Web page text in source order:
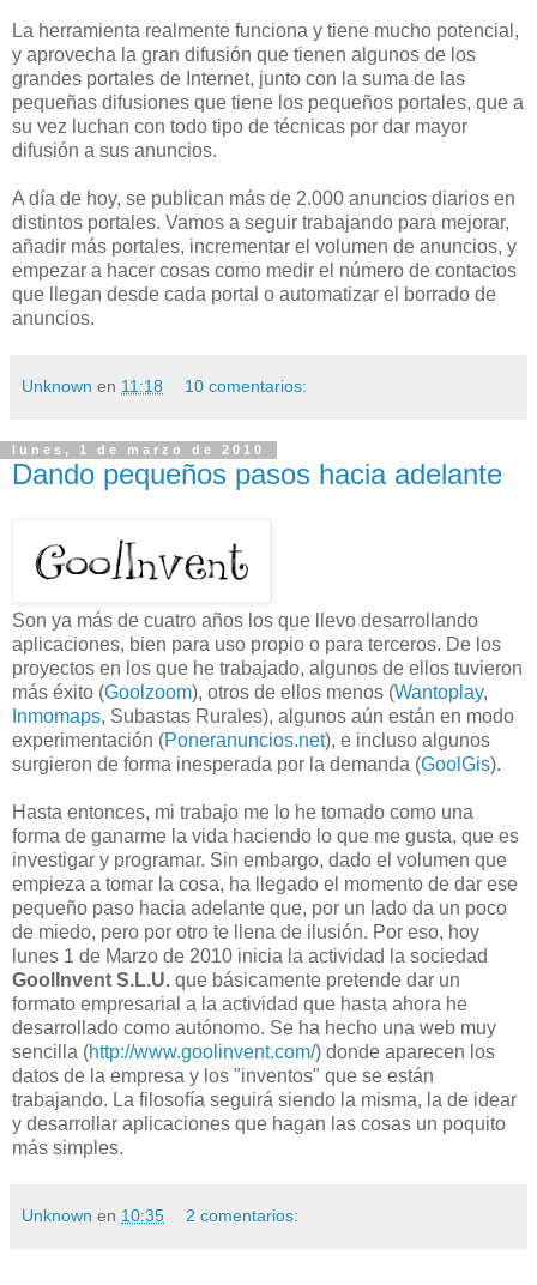
La herramienta realmente funciona y tiene mucho potencial,
y aprovecha la gran difusión que tienen algunos de los
grandes portales de Internet, junto con la suma de las
pequeñas difusiones que tiene los pequeños portales, que a
su vez luchan con todo tipo de técnicas por dar mayor
difusión a sus anuncios.
A día de hoy, se publican más de 2.000 anuncios diarios en
distintos portales. Vamos a seguir trabajando para mejorar,
añadir más portales, incrementar el volumen de anuncios, y
empezar a hacer cosas como medir el número de contactos
que llegan desde cada portal o automatizar el borrado de
anuncios.
Unknown en 11:18 10 comentarios:
lunes, 1 de marzo de 2010
Dando pequeños pasos hacia adelante
Son ya más de cuatro años los que llevo desarrollando
aplicaciones, bien para uso propio o para terceros. De los
proyectos en los que he trabajado, algunos de ellos tuvieron
más éxito (Goolzoom), otros de ellos menos (Wantoplay,
Inmomaps, Subastas Rurales), algunos aún están en modo
experimentación (Poneranuncios.net), e incluso algunos
surgieron de forma inesperada por la demanda (GoolGis).
Hasta entonces, mi trabajo me lo he tomado como una
forma de ganarme la vida haciendo lo que me gusta, que es
investigar y programar. Sin embargo, dado el volumen que
empieza a tomar la cosa, ha llegado el momento de dar ese
pequeño paso hacia adelante que, por un lado da un poco
de miedo, pero por otro te llena de ilusión. Por eso, hoy
lunes 1 de Marzo de 2010 inicia la actividad la sociedad
GoolInvent S.L.U. que básicamente pretende dar un
formato empresarial a la actividad que hasta ahora he
desarrollado como autónomo. Se ha hecho una web muy
sencilla (http://www.goolinvent.com/) donde aparecen los
datos de la empresa y los "inventos" que se están
trabajando. La filosofía seguirá siendo la misma, la de idear
y desarrollar aplicaciones que hagan las cosas un poquito
más simples.
Unknown en 10:35 2 comentarios: